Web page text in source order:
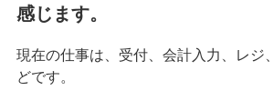
感じます。
現在の仕事は、受付、会計入力、レジ
どです。